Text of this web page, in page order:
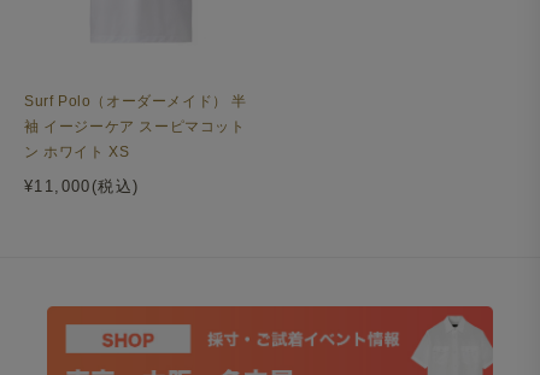
Surf Polo（オーダーメイド） 半
袖 イージーケア スーピマコット
ン ホワイト XS
¥11,000(税込)